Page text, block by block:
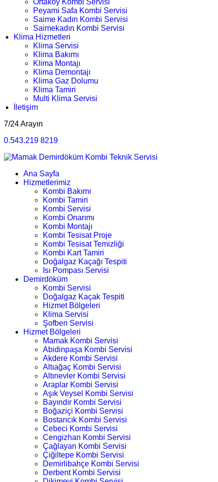
Ortaköy Kombi Servisi
Peyami Safa Kombi Servisi
Saime Kadın Kombi Servisi
Saimekadın Kombi Servisi
Klima Hizmetleri
Klima Servisi
Klima Bakımı
Klima Montajı
Klima Demontajı
Klima Gaz Dolumu
Klima Tamiri
Multi Klima Servisi
İletişim
7/24 Arayın
0.543.219 8219
Ana Sayfa
Hizmetlerimiz
Kombi Bakımı
Kombi Tamiri
Kombi Servisi
Kombi Onarımı
Kombi Montajı
Kombi Tesisat Proje
Kombi Tesisat Temizliği
Kombi Kart Tamiri
Doğalgaz Kaçağı Tespiti
Isı Pompası Servisi
Demirdöküm
Kombi Servisi
Doğalgaz Kaçak Tespiti
Hizmet Bölgeleri
Klima Servisi
Şofben Servisi
Hizmet Bölgeleri
Mamak Kombi Servisi
Abidinpaşa Kombi Servisi
Akdere Kombi Servisi
Altıağaç Kombi Servisi
Altınevler Kombi Servisi
Araplar Kombi Servisi
Aşık Veysel Kombi Servisi
Bayındır Kombi Servisi
Boğaziçi Kombi Servisi
Bostancık Kombi Servisi
Cebeci Kombi Servisi
Cengizhan Kombi Servisi
Çağlayan Kombi Servisi
Çiğiltepe Kombi Servisi
Demirlibahçe Kombi Servisi
Derbent Kombi Servisi